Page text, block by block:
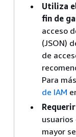
Utiliza
fin de
acceso
(JSON)
de
Para
de IAM
usuarios
mayor